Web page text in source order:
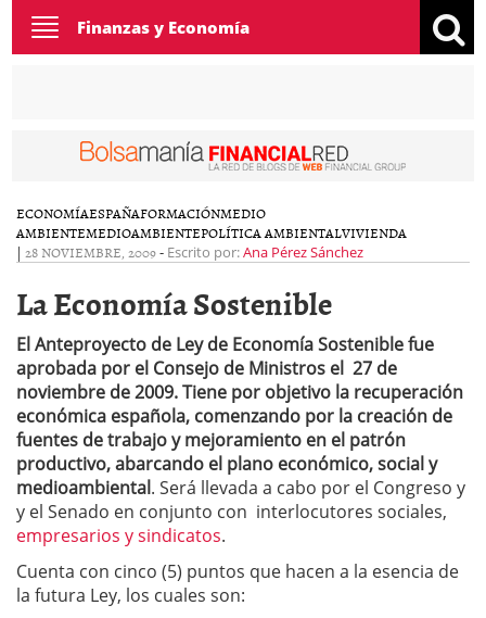
Toggle
navigation
Finanzas y Economía
ECONOMÍAESPAÑAFORMACIÓNMEDIO
AMBIENTEMEDIOAMBIENTEPOLÍTICA AMBIENTALVIVIENDA
| 28 NOVIEMBRE, 2009- Escrito por:Ana Pérez Sánchez
La Economía Sostenible
El Anteproyecto de Ley de Economía Sostenible fue
aprobada por el Consejo de Ministros el 27 de
noviembre de 2009. Tiene por objetivo la recuperación
económica española, comenzando por la creación de
fuentes de trabajo y mejoramiento en el patrón
productivo, abarcando el plano económico, social y
medioambiental. Será llevada a cabo por el Congreso y
y el Senado en conjunto con interlocutores sociales,
empresarios y sindicatos.
Cuenta con cinco (5) puntos que hacen a la esencia de
la futura Ley, los cuales son: